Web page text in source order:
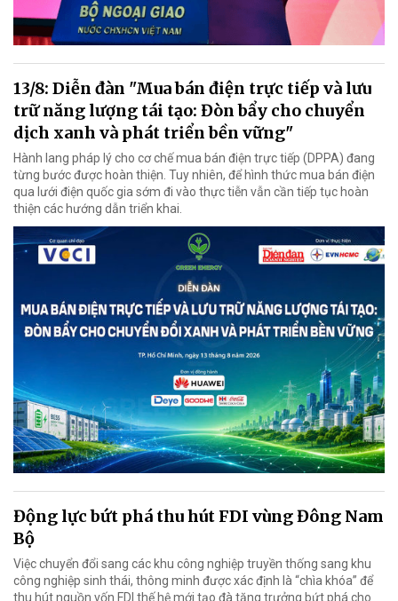
13/8: Diễn đàn "Mua bán điện trực tiếp và lưu
trữ năng lượng tái tạo: Đòn bẩy cho chuyển
dịch xanh và phát triển bền vững"
Hành lang pháp lý cho cơ chế mua bán điện trực tiếp (DPPA) đang
từng bước được hoàn thiện. Tuy nhiên, để hình thức mua bán điện
qua lưới điện quốc gia sớm đi vào thực tiễn vẫn cần tiếp tục hoàn
thiện các hướng dẫn triển khai.
Động lực bứt phá thu hút FDI vùng Đông Nam
Bộ
Việc chuyển đổi sang các khu công nghiệp truyền thống sang khu
công nghiệp sinh thái, thông minh được xác định là “chìa khóa” để
thu hút nguồn vốn FDI thế hệ mới tạo đà tăng trưởng bứt phá cho